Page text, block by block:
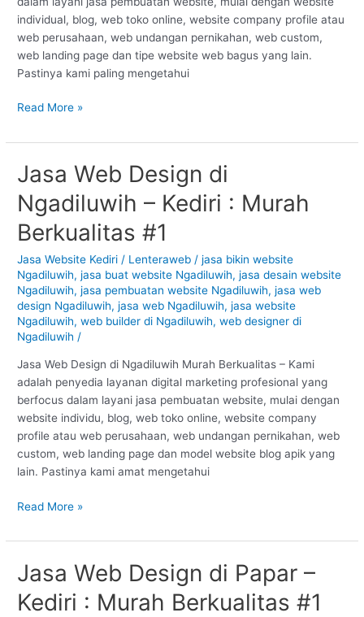
individual, blog, web toko online, website company profile atau
web perusahaan, web undangan pernikahan, web custom,
web landing page dan tipe website web bagus yang lain.
Pastinya kami paling mengetahui
Read More »
Jasa Web Design di
Ngadiluwih – Kediri : Murah
Berkualitas #1
Jasa Website Kediri / Lenteraweb /jasa bikin website
Ngadiluwih,jasa buat website Ngadiluwih,jasa desain website
Ngadiluwih,jasa pembuatan website Ngadiluwih,jasa web
design Ngadiluwih,jasa web Ngadiluwih,jasa website
Ngadiluwih,web builder di Ngadiluwih,web designer di
Ngadiluwih /
Jasa Web Design di Ngadiluwih Murah Berkualitas – Kami
adalah penyedia layanan digital marketing profesional yang
berfocus dalam layani jasa pembuatan website, mulai dengan
website individu, blog, web toko online, website company
profile atau web perusahaan, web undangan pernikahan, web
custom, web landing page dan model website blog apik yang
lain. Pastinya kami amat mengetahui
Jasa
Web
Design
di
Ngadiluwih
–
Kediri
:
Murah
Berkualitas
#1
Read More »
Jasa Web Design di Papar –
Kediri : Murah Berkualitas #1
Jasa
Web
Design